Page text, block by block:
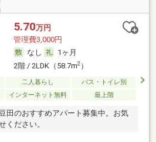
5.70万円
管理費3,000円
なし
1ヶ月
2階 / 2LDK（58.7m2）
二人暮らし
バス・トイレ別
インターネット無料 最上階
田のおすすめアパート募集中。お気
ください。